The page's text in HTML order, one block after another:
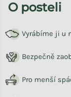
O posteli
Vyrábíme ji u
Bezpečně
Pro menší